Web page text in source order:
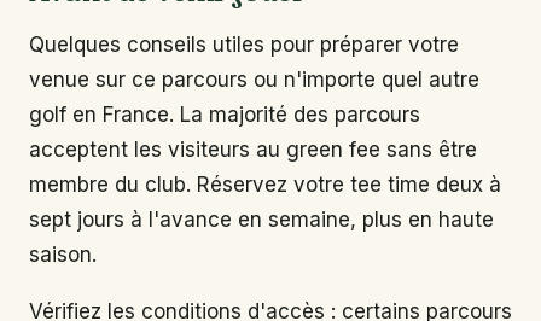
Quelques conseils utiles pour préparer votre
venue sur ce parcours ou n'importe quel autre
golf en France. La majorité des parcours
acceptent les visiteurs au green fee sans être
membre du club. Réservez votre tee time deux à
sept jours à l'avance en semaine, plus en haute
saison.
Vérifiez les conditions d'accès : certains parcours